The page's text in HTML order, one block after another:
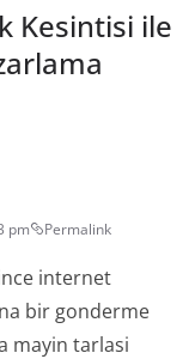
Kesintisi ile
pm Permalink
internet
bir gonderme
mayin tarlasi